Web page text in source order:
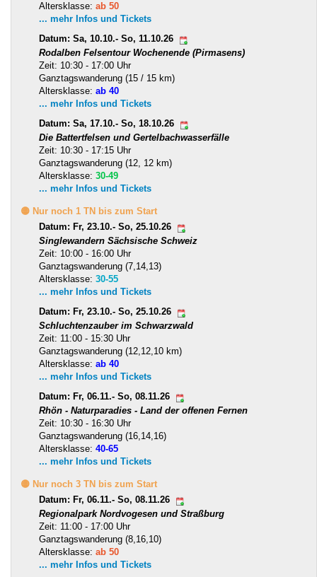
Altersklasse: ab 50
... mehr Infos und Tickets
Datum: Sa, 10.10.- So, 11.10.26
Rodalben Felsentour Wochenende (Pirmasens)
Zeit: 10:30 - 17:00 Uhr
Ganztagswanderung (15 / 15 km)
Altersklasse: ab 40
... mehr Infos und Tickets
Datum: Sa, 17.10.- So, 18.10.26
Die Battertfelsen und Gertelbachwasserfälle
Zeit: 10:30 - 17:15 Uhr
Ganztagswanderung (12, 12 km)
Altersklasse: 30-49
... mehr Infos und Tickets
🟡 Nur noch 1 TN bis zum Start
Datum: Fr, 23.10.- So, 25.10.26
Singlewandern Sächsische Schweiz
Zeit: 10:00 - 16:00 Uhr
Ganztagswanderung (7,14,13)
Altersklasse: 30-55
... mehr Infos und Tickets
Datum: Fr, 23.10.- So, 25.10.26
Schluchtenzauber im Schwarzwald
Zeit: 11:00 - 15:30 Uhr
Ganztagswanderung (12,12,10 km)
Altersklasse: ab 40
... mehr Infos und Tickets
Datum: Fr, 06.11.- So, 08.11.26
Rhön - Naturparadies - Land der offenen Fernen
Zeit: 10:30 - 16:30 Uhr
Ganztagswanderung (16,14,16)
Altersklasse: 40-65
... mehr Infos und Tickets
🟡 Nur noch 3 TN bis zum Start
Datum: Fr, 06.11.- So, 08.11.26
Regionalpark Nordvogesen und Straßburg
Zeit: 11:00 - 17:00 Uhr
Ganztagswanderung (8,16,10)
Altersklasse: ab 50
... mehr Infos und Tickets